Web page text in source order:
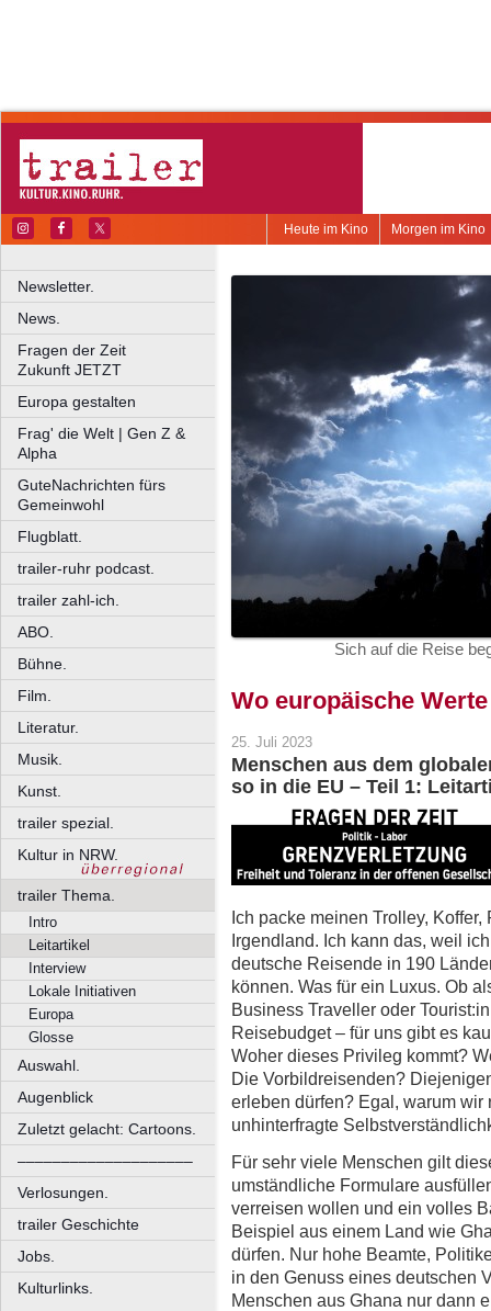
Morgen im Kino
Heute im Kino
Newsletter.
News.
Fragen der Zeit
Zukunft JETZT
Europa gestalten
Frag' die Welt | Gen Z &
Alpha
GuteNachrichten fürs
Gemeinwohl
Flugblatt.
trailer-ruhr podcast.
trailer zahl-ich.
ABO.
Bühne.
Film.
Literatur.
Musik.
Kunst.
trailer spezial.
Kultur in NRW.
trailer Thema.
Intro
Leitartikel
Interview
Lokale Initiativen
Europa
Glosse
Auswahl.
Augenblick
Zuletzt gelacht: Cartoons.
––––––––––––––––––––
Verlosungen.
trailer Geschichte
Jobs.
Kulturlinks.
Sich auf die Reise
Wo europäische
25. Juli 2023
Menschen aus dem
so in die EU – Teil 1:
Ich packe meinen Trolley,
Irgendland. Ich kann das, weil
deutsche Reisende in 190
können. Was für ein Luxus. Ob
Business Traveller oder
Reisebudget – für uns gibt es
Woher dieses Privileg kommt?
Die Vorbildreisenden?
erleben dürfen? Egal, warum wir
unhinterfragte
Für sehr viele Menschen gilt
umständliche Formulare
verreisen wollen und ein volles
Beispiel aus einem Land wie
dürfen. Nur hohe Beamte,
in den Genuss eines deutschen
Menschen aus Ghana nur dann